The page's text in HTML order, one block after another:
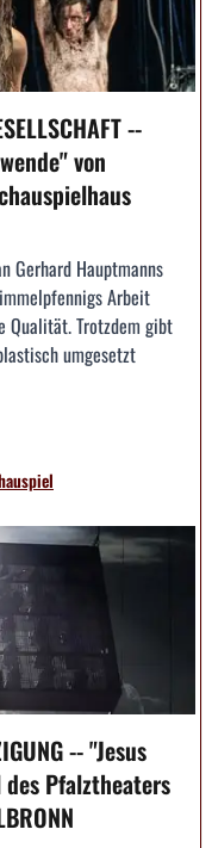
--
von
Gerhard Hauptmanns
Arbeit
Trotzdem gibt
umgesetzt
-- "Jesus
Pfalztheaters